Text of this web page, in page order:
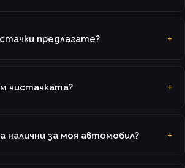
предлагате?
чистачката?
налични за моя автомобил?